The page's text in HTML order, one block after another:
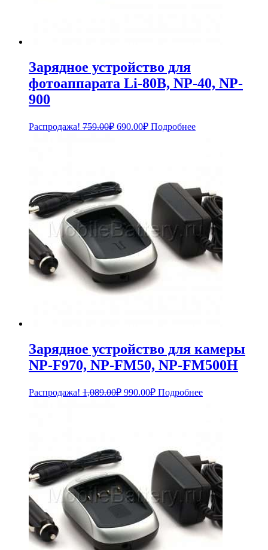
Зарядное устройство для
фотоаппарата Li-80B, NP-40, NP-
900
Распродажа! 759.00₽ Первоначальная
690.00₽Текущая
цена:
Подробнее
Зарядное устройство для камеры
NP-F970, NP-FM50, NP-FM500H
Распродажа! 1,089.00₽ Первоначальная
990.00₽Текущая
цена:
Подробнее